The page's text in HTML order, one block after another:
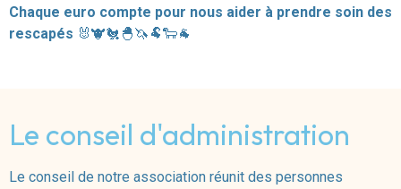
Chaque euro compte pour nous aider à prendre soin des
rescapés 🐰🐮🐔🐣🦄🐏🐑🐐
Le conseil d'administration
Le conseil de notre association réunit des personnes